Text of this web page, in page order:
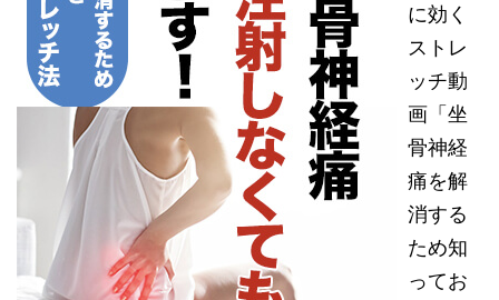
に効く
ストレ
ッチ動
画「坐
骨神経
痛を解
消する
ため知
ってお